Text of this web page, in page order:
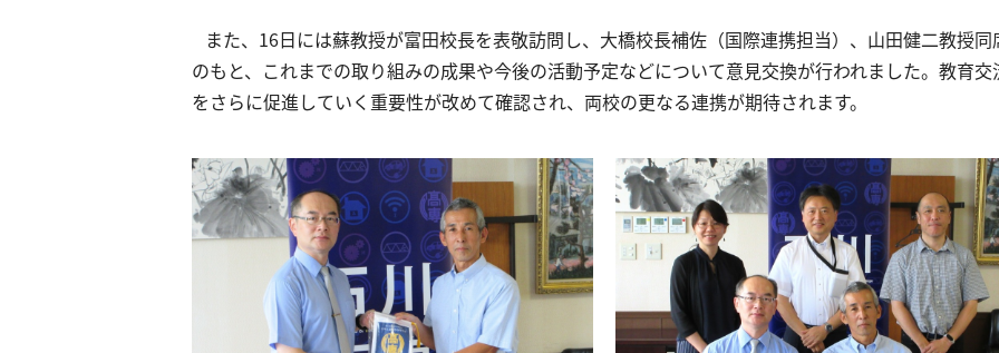
また、16日には蘇教授が富田校長を表敬訪問し、大橋校長補佐（国際連携担当）、山田健二教授同
のもと、これまでの取り組みの成果や今後の活動予定などについて意見交換が行われました。教育交
をさらに促進していく重要性が改めて確認され、両校の更なる連携が期待されます。